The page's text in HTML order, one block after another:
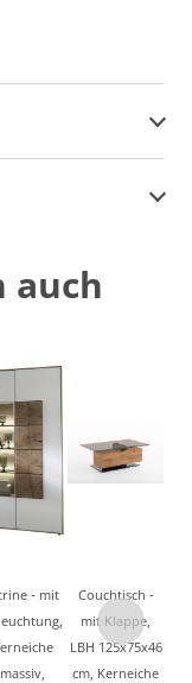
auch
- mit
massiv,
Couchtisch -
mit Klappe,
LBH 125x75x46
cm, Kerneiche